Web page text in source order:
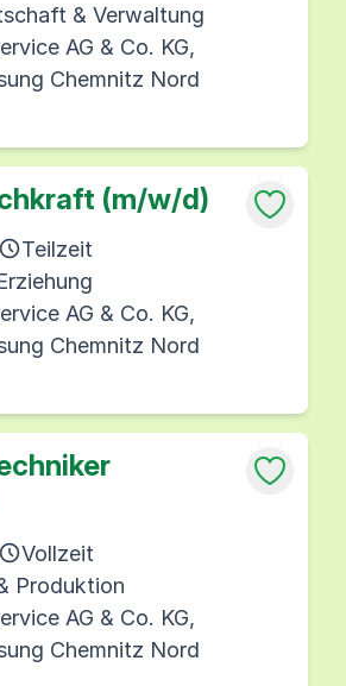
& Verwaltung
AG & Co. KG,
Chemnitz Nord
(m/w/d)
Teilzeit
AG & Co. KG,
Chemnitz Nord
Vollzeit
Produktion
AG & Co. KG,
Chemnitz Nord